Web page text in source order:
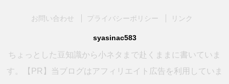
お問い合わせ プライバシーポリシー リンク
syasinac583
ちょっとした豆知識から小ネタまで赴くままに書いていま
す。【PR】当ブログはアフィリエイト広告を利用していま